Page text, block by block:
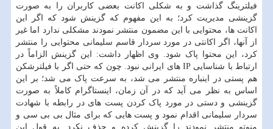
فیلترینگ گذاشت و به شکلی اکانت بعضی کاربران را به صورت
گزینشی مدیریت کرد؛ به این مفهوم که گزینش شود که اگر این
اکانت ها، محتوایی با این مضمون منتشر نمودند مشکلی ندارد اما غیر
از آنها، اگر اکانتی در مورد سردار قاسم سلیمانی محتوایی را منتشر
کرد، این محتوا پاک شود. وی اظهار داشت: این گزینش الزاماً در
ارتباط با شناسایی IP های ایرانی نبود. چون که حتی اگر با فیلترشکن
هم پستی در اینباره منتشر می شد، به سرعت پاک می شد؛ بر این
اساس به نظر می آید که در آن زمان، اینستاگرام کاملاً به صورت
گزینشی و دستی در مورد پاک کردن پست های در رابطه با شهادت
سردار سلیمانی اقدام نمود و پست هایی که برای مثال بی بی سی و
منوتو منتشر نمودند را گزینش کرده و حذف نکرد. به قول این